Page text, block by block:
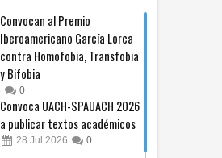
Iberoamericano García Lorca
contra Homofobia, Transfobia
y Bifobia
0
Convoca UACH-SPAUACH 2026
a publicar textos académicos
28 Jul 2026 0